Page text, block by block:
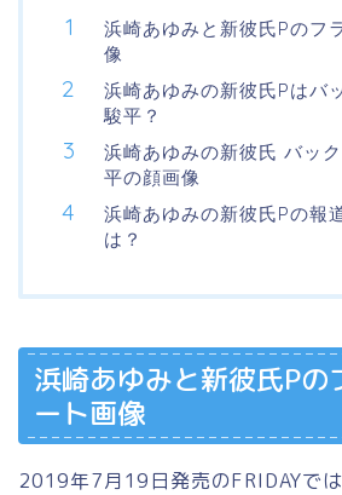
浜崎あゆみと新彼氏Pのフ
像
浜崎あゆみの新彼氏Pはバ
駿平？
浜崎あゆみの新彼氏 バッ
平の顔画像
浜崎あゆみの新彼氏Pの報
は？
浜崎あゆみと新彼氏Pの
ート画像
2019年7月19日発売のFRIDAYで